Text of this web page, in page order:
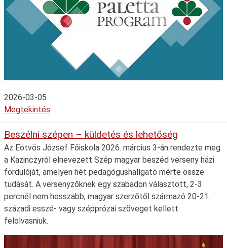
2026-03-05
Megtekintés
Beszélni szépen – küldetés és lehetőség
Az Eötvös József Főiskola 2026. március 3-án rendezte meg
a Kazinczyról elnevezett Szép magyar beszéd verseny házi
fordulóját, amelyen hét pedagógushallgató mérte össze
tudását. A versenyzőknek egy szabadon választott, 2-3
percnél nem hosszabb, magyar szerzőtől származó 20-21.
századi esszé- vagy szépprózai szöveget kellett
felolvasniuk.